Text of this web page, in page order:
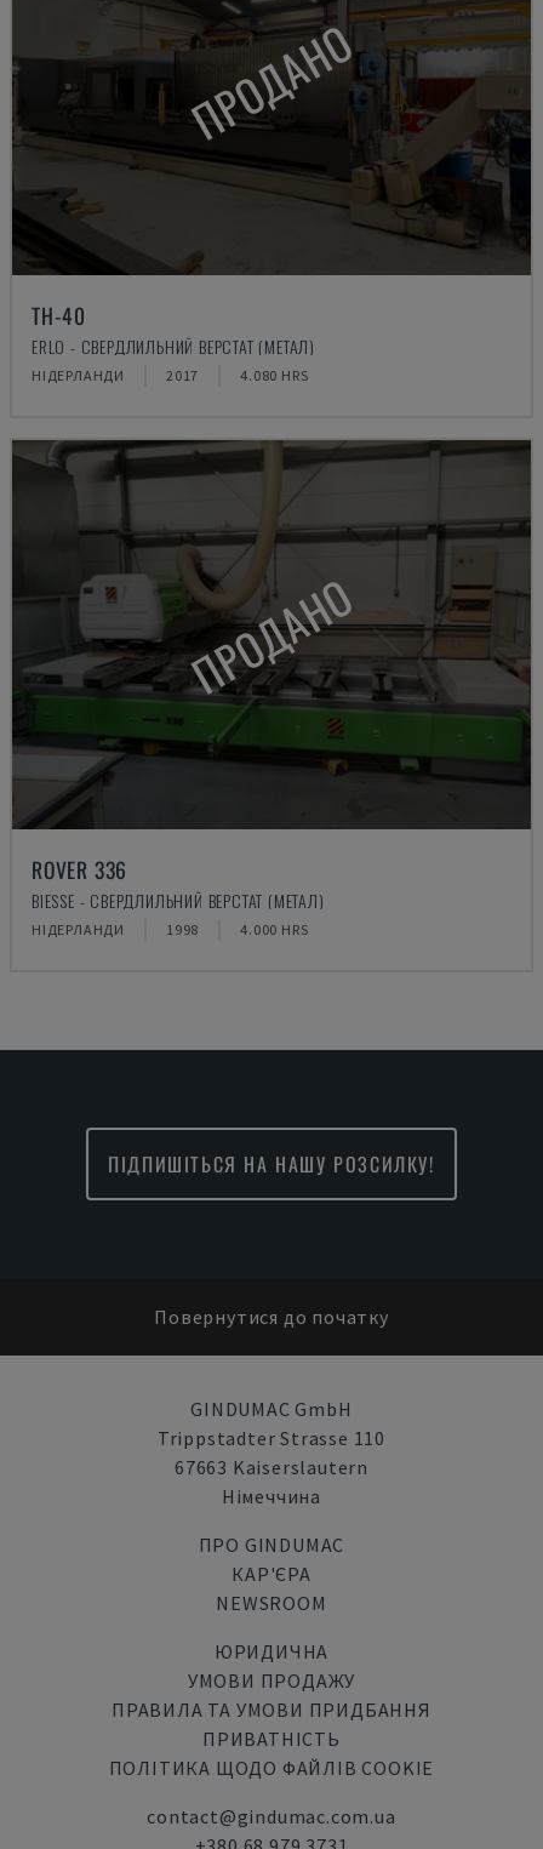
ПРОДАНО
TH-40
ERLO - СВЕРДЛИЛЬНИЙ ВЕРСТАТ (МЕТАЛ)
НІДЕРЛАНДИ 2017 4.080 HRS
ПРОДАНО
ROVER 336
BIESSE - СВЕРДЛИЛЬНИЙ ВЕРСТАТ (МЕТАЛ)
НІДЕРЛАНДИ 1998 4.000 HRS
ПІДПИШІТЬСЯ НА НАШУ РОЗСИЛКУ!
Повернутися до початку
GINDUMAC GmbH
Trippstadter Strasse 110
67663 Kaiserslautern
Німеччина
ПРО GINDUMAC
КАР'ЄРА
NEWSROOM
ЮРИДИЧНА
УМОВИ ПРОДАЖУ
ПРАВИЛА ТА УМОВИ ПРИДБАННЯ
ПРИВАТНІСТЬ
ПОЛІТИКА ЩОДО ФАЙЛІВ COOKIE
contact@gindumac.com.ua